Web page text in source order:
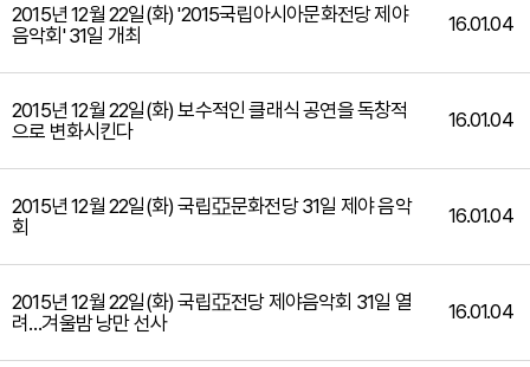
2015년 12월 22일(화) '2015국립아시아문화전당 제야
음악회' 31일 개최
16.01.04
2015년 12월 22일(화) 보수적인 클래식 공연을 독창적
으로 변화시킨다
16.01.04
2015년 12월 22일(화) 국립亞문화전당 31일 제야 음악
회
16.01.04
2015년 12월 22일(화) 국립亞전당 제야음악회 31일 열
려…겨울밤 낭만 선사
16.01.04